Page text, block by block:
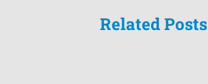
Related Posts